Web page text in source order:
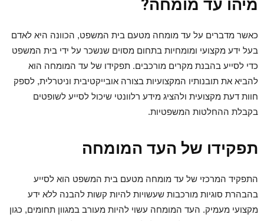
מיהו עד מומחה?
כאשר מדברים על עד מומחה מטעם בית המשפט, הכוונה היא לאדם
בעל ידע מקצועי ומומחיות בתחום מסוים שנשכר על ידי בית המשפט
כדי לסייע בהבנת מקרים מורכבים. תפקידו של עד המומחה הוא
להביא את תובנותיו המקצועיות בצורה אובייקטיבית וניטרלית, לספק
חוות דעת מקצועית ולהציג מידע רלוונטי שיכול לסייע לשופטים
בקבלת ההחלטות המשפטיות.
תפקידו של העד המומחה
התפקיד המרכזי של עד מומחה מטעם בית המשפט הוא לסייע
בהבהרת סוגיות מורכבות שעשויות להיות קשות להבנה ללא ידע
מקצועי מעמיק. העד המומחה עשוי להיות מעורב במגוון תחומים, כגון